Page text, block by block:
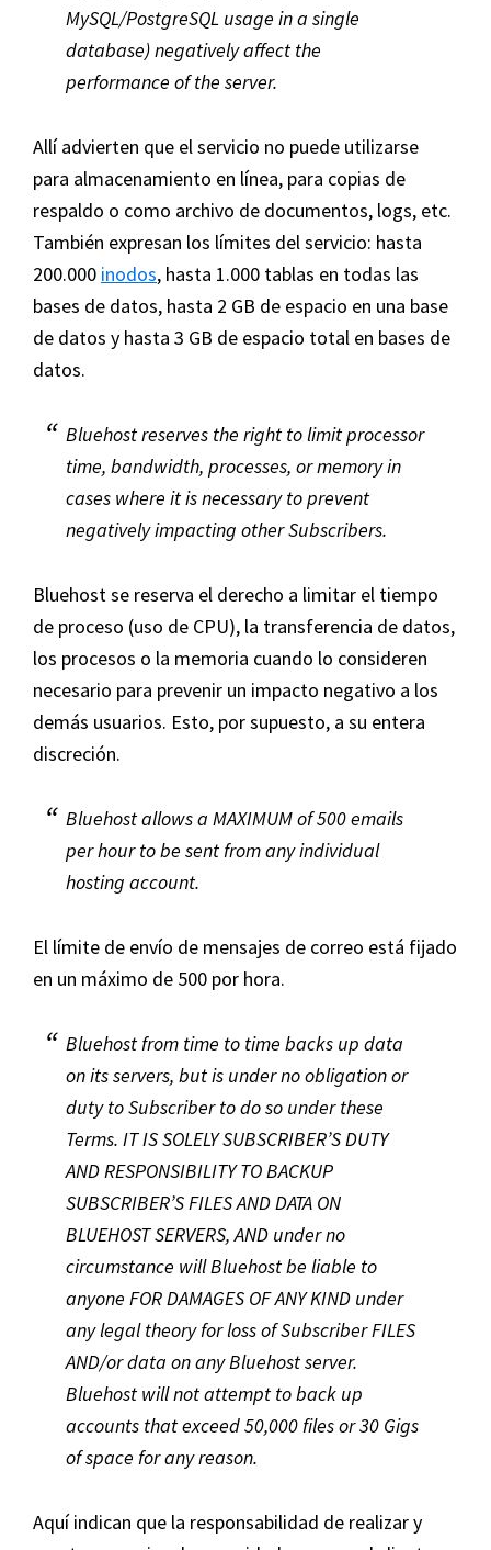
MySQL/PostgreSQL usage in a single
database) negatively affect the
performance of the server.
Allí advierten que el servicio no puede utilizarse
para almacenamiento en línea, para copias de
respaldo o como archivo de documentos, logs, etc.
También expresan los límites del servicio: hasta
200.000 inodos, hasta 1.000 tablas en todas las
bases de datos, hasta 2 GB de espacio en una base
de datos y hasta 3 GB de espacio total en bases de
datos.
Bluehost reserves the right to limit processor
time, bandwidth, processes, or memory in
cases where it is necessary to prevent
negatively impacting other Subscribers.
Bluehost se reserva el derecho a limitar el tiempo
de proceso (uso de CPU), la transferencia de datos,
los procesos o la memoria cuando lo consideren
necesario para prevenir un impacto negativo a los
demás usuarios. Esto, por supuesto, a su entera
discreción.
Bluehost allows a MAXIMUM of 500 emails
per hour to be sent from any individual
hosting account.
El límite de envío de mensajes de correo está fijado
en un máximo de 500 por hora.
Bluehost from time to time backs up data
on its servers, but is under no obligation or
duty to Subscriber to do so under these
Terms. IT IS SOLELY SUBSCRIBER’S DUTY
AND RESPONSIBILITY TO BACKUP
SUBSCRIBER’S FILES AND DATA ON
BLUEHOST SERVERS, AND under no
circumstance will Bluehost be liable to
anyone FOR DAMAGES OF ANY KIND under
any legal theory for loss of Subscriber FILES
AND/or data on any Bluehost server.
Bluehost will not attempt to back up
accounts that exceed 50,000 files or 30 Gigs
of space for any reason.
Aquí indican que la responsabilidad de realizar y